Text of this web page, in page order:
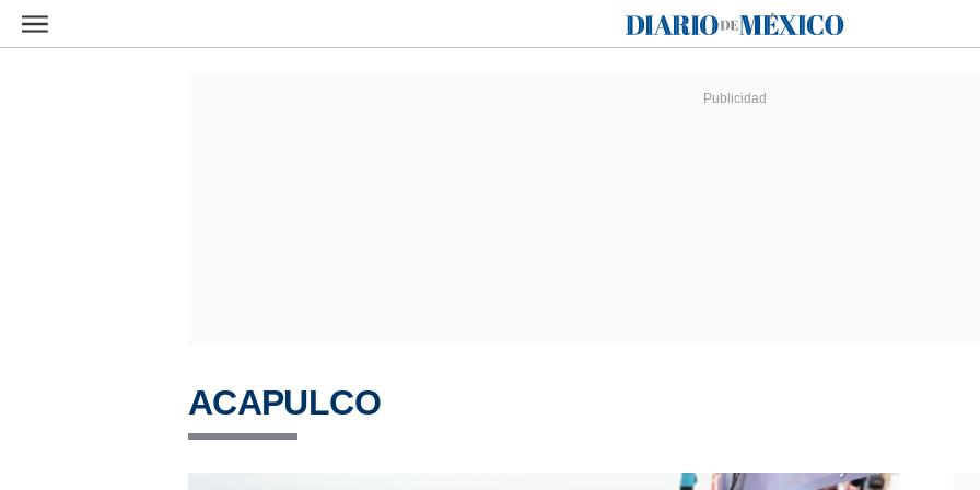
Ir al contenido principal
Diario de México
ACAPULCO